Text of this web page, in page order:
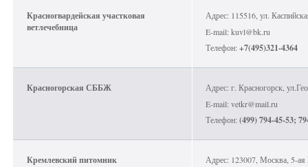
Красногвардейская участковая
ветлечебница
Адрес: 115516, ул.
E-mail: kuvl@bk.ru
Телефон:+7(495)321-4364
Красногорская СББЖ
Адрес: г. Красногорск,
E-mail: vetkr@mail.ru
Телефон: (499) 794-45-53;
Кремлевский питомник
Адрес: 123007, Москва, 5-ая